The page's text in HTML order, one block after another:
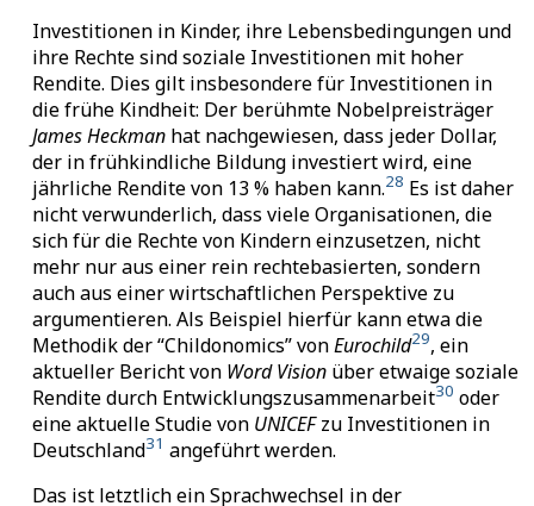
Investitionen in Kinder, ihre Lebensbedingungen und
ihre Rechte sind soziale Investitionen mit hoher
Rendite. Dies gilt insbesondere für Investitionen in
die frühe Kindheit: Der berühmte Nobelpreisträger
James Heckman hat nachgewiesen, dass jeder Dollar,
der in frühkindliche Bildung investiert wird, eine
jährliche Rendite von 13 % haben kann.28 Es ist daher
nicht verwunderlich, dass viele Organisationen, die
sich für die Rechte von Kindern einzusetzen, nicht
mehr nur aus einer rein rechtebasierten, sondern
auch aus einer wirtschaftlichen Perspektive zu
argumentieren. Als Beispiel hierfür kann etwa die
Methodik der“Childonomics”vonEurochild29, ein
aktueller Bericht von Word Vision über etwaige soziale
Rendite durch Entwicklungszusammenarbeit30 oder
eine aktuelle Studie von UNICEFzu Investitionen in
Deutschland31 angeführt werden.
Das ist letztlich ein Sprachwechsel in der